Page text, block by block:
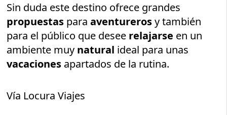
Sin duda este destino ofrece grandes
propuestas paraaventurerosy también
para el público que desee relajarse en un
ambiente muy natural ideal para unas
vacaciones apartados de la rutina.
Vía Locura Viajes